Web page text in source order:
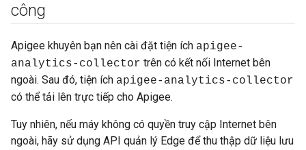
công
Apigee khuyên bạn nên cài đặt tiện ích apigee-
analytics-collector trên có kết nối Internet bên
ngoài. Sau đó, tiện ích apigee-analytics-collector
có thể tải lên trực tiếp cho Apigee.
Tuy nhiên, nếu máy không có quyền truy cập Internet bên
ngoài, hãy sử dụng API quản lý Edge để thu thập dữ liệu lưu